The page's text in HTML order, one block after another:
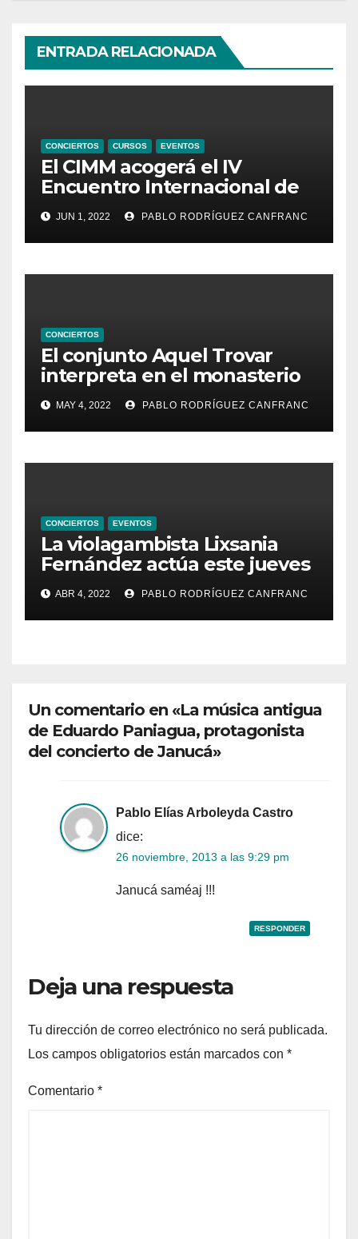
ENTRADA RELACIONADA
CONCIERTOS CURSOS EVENTOS
El CIMM acogerá el IV
Encuentro Internacional de
Ministriles
JUN 1, 2022 PABLO RODRÍGUEZ CANFRANC
CONCIERTOS
El conjunto Aquel Trovar
interpreta en el monasterio
de Santa María de la
Valldigna las cantigas de
Alfonso X el Sabio
MAY 4, 2022 PABLO RODRÍGUEZ CANFRANC
CONCIERTOS EVENTOS
La violagambista Lixsania
Fernández actúa este jueves
en el ciclo de música en
directo de Fundación Cañada
Blanch
ABR 4, 2022 PABLO RODRÍGUEZ CANFRANC
Un comentario en «La música antigua
de Eduardo Paniagua, protagonista
del concierto de Janucá»
Pablo Elías Arboleyda Castro
dice:
26 noviembre, 2013 a las 9:29 pm
Janucá saméaj !!!
RESPONDER
Deja una respuesta
Tu dirección de correo electrónico no será publicada.
Los campos obligatorios están marcados con *
Comentario *